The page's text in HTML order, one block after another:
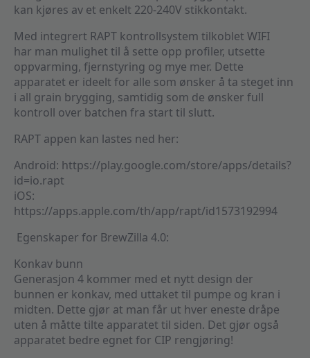
kan kjøres av et enkelt 220-240V stikkontakt.
Med integrert RAPT kontrollsystem tilkoblet WIFI
har man mulighet til å sette opp profiler, utsette
oppvarming, fjernstyring og mye mer. Dette
apparatet er ideelt for alle som ønsker å ta steget inn
i all grain brygging, samtidig som de ønsker full
kontroll over batchen fra start til slutt.
RAPT appen kan lastes ned her:
Android: https://play.google.com/store/apps/details?
id=io.rapt
iOS:
https://apps.apple.com/th/app/rapt/id1573192994
Egenskaper for BrewZilla 4.0:
Konkav bunn
Generasjon 4 kommer med et nytt design der
bunnen er konkav, med uttaket til pumpe og kran i
midten. Dette gjør at man får ut hver eneste dråpe
uten å måtte tilte apparatet til siden. Det gjør også
apparatet bedre egnet for CIP rengjøring!